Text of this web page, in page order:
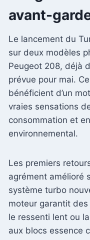
avant-
Le lancement du
sur deux modèles
Peugeot 208, déjà
prévue pour mai.
bénéficient d’un
vraies sensations
consommation et
environnemental.
Les premiers
agrément amélioré
système turbo
moteur garantit
le ressenti lent ou
aux blocs essence